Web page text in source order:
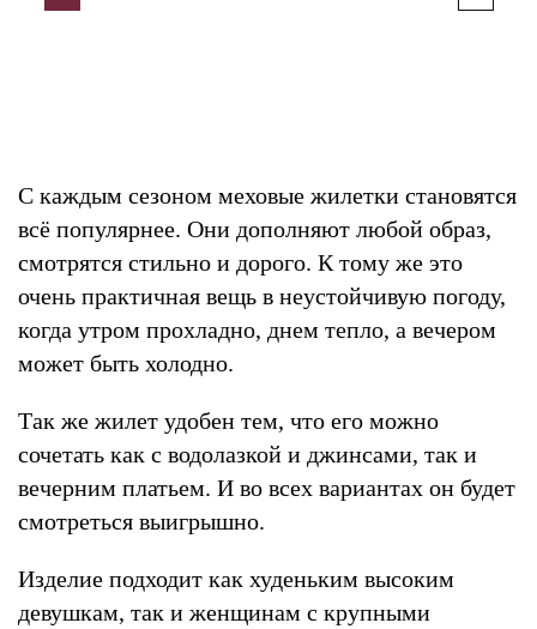
С каждым сезоном меховые жилетки становятся
всё популярнее. Они дополняют любой образ,
смотрятся стильно и дорого. К тому же это
очень практичная вещь в неустойчивую погоду,
когда утром прохладно, днем тепло, а вечером
может быть холодно.
Так же жилет удобен тем, что его можно
сочетать как с водолазкой и джинсами, так и
вечерним платьем. И во всех вариантах он будет
смотреться выигрышно.
Изделие подходит как худеньким высоким
девушкам, так и женщинам с крупными